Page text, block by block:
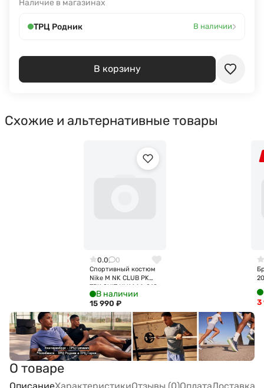
Наличие в магазинах
ТРЦ Родник В наличии›
В корзину
Схожие и альтернативные товары
0.0 0
Спортивный костюм
Nike M NK CLUB PK
TRK SUIT HV1444-010
В наличии
15 990 ₽ 3
О товаре